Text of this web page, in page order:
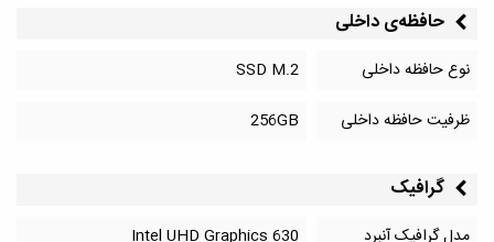
حافظه‌‌ی داخلی
نوع حافظه داخلی
SSD M.2
ظرفیت حافظه داخلی
256GB
گرافیک
مدل گرافیک آنبرد
Intel UHD Graphics 630